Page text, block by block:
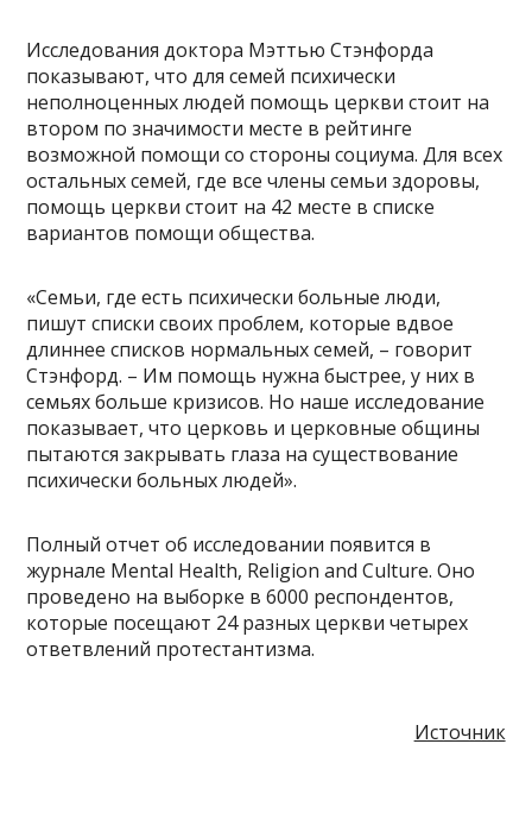
Исследования доктора Мэттью Стэнфорда
показывают, что для семей психически
неполноценных людей помощь церкви стоит на
втором по значимости месте в рейтинге
возможной помощи со стороны социума. Для всех
остальных семей, где все члены семьи здоровы,
помощь церкви стоит на 42 месте в списке
вариантов помощи общества.
«Семьи, где есть психически больные люди,
пишут списки своих проблем, которые вдвое
длиннее списков нормальных семей, – говорит
Стэнфорд. – Им помощь нужна быстрее, у них в
семьях больше кризисов. Но наше исследование
показывает, что церковь и церковные общины
пытаются закрывать глаза на существование
психически больных людей».
Полный отчет об исследовании появится в
журнале Mental Health, Religion and Culture. Оно
проведено на выборке в 6000 респондентов,
которые посещают 24 разных церкви четырех
ответвлений протестантизма.
Источник